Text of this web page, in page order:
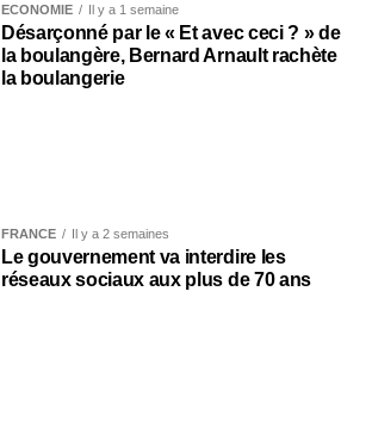
ECONOMIE Il y a 1 semaine
Désarçonné par le « Et avec ceci ? » de
la boulangère, Bernard Arnault rachète
la boulangerie
FRANCE Il y a 2 semaines
Le gouvernement va interdire les
réseaux sociaux aux plus de 70 ans